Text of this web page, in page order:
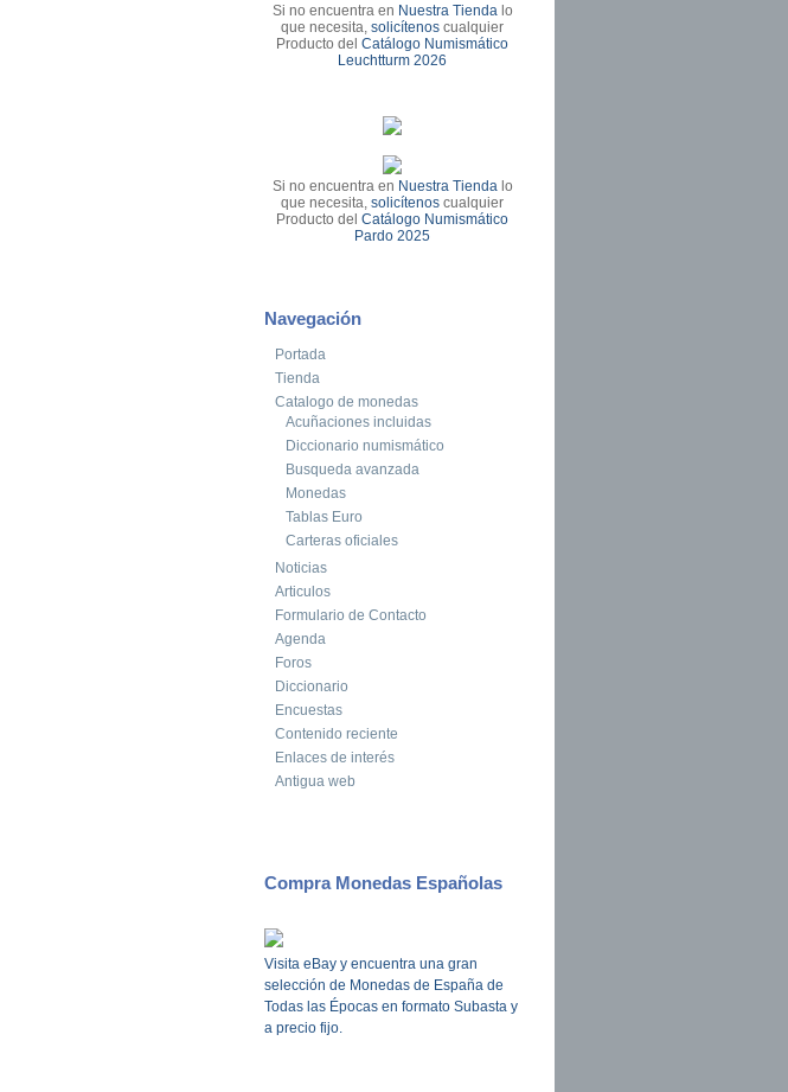
Si no encuentra en Nuestra Tienda lo
que necesita,solicítenos cualquier
Producto delCatálogo Numismático
Leuchtturm 2026
Si no encuentra en Nuestra Tienda lo
que necesita,solicítenos cualquier
Producto delCatálogo Numismático
Pardo 2025
Navegación
Portada
Tienda
Catalogo de monedas
Acuñaciones incluidas
Diccionario numismático
Busqueda avanzada
Monedas
Tablas Euro
Carteras oficiales
Noticias
Articulos
Formulario de Contacto
Agenda
Foros
Diccionario
Encuestas
Contenido reciente
Enlaces de interés
Antigua web
Compra Monedas Españolas
Visita eBay y encuentra una gran
selección de Monedas de España de
Todas las Épocas en formato Subasta y
a precio fijo.